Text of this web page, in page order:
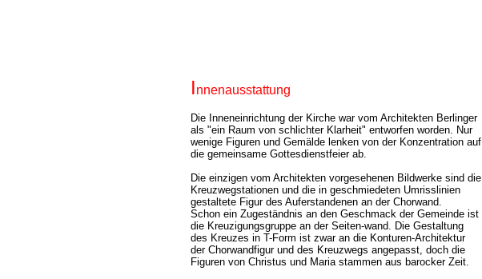
Innenausstattung
Die Inneneinrichtung der Kirche war vom Architekten Berlinger
als "ein Raum von schlichter Klarheit" entworfen worden. Nur
wenige Figuren und Gemälde lenken von der Konzentration auf
die gemeinsame Gottesdienstfeier ab.
Die einzigen vom Architekten vorgesehenen Bildwerke sind die
Kreuzwegstationen und die in geschmiedeten Umrisslinien
gestaltete Figur des Auferstandenen an der Chorwand.
Schon ein Zugeständnis an den Geschmack der Gemeinde ist
die Kreuzigungsgruppe an der Seiten-wand. Die Gestaltung
des Kreuzes in T-Form ist zwar an die Konturen-Architektur
der Chorwandfigur und des Kreuzwegs angepasst, doch die
Figuren von Christus und Maria stammen aus barocker Zeit.